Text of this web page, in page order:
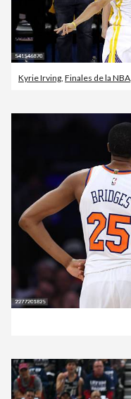
Kyrie Irving Finales de la NBA